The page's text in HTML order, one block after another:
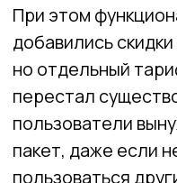
на 100%, причем 30%
на последний год.
Но «Яндекс.Плюс» и
кто поднял цены.
виден на примере
сервисов.